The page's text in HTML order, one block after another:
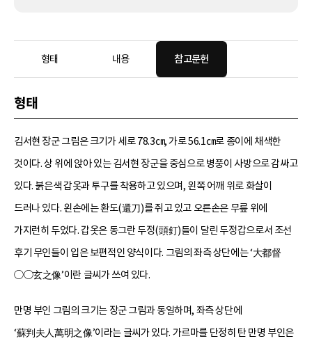
형태 내용 참고문헌
형태
김서현 장군 그림은 크기가 세로 78.3㎝, 가로 56.1㎝로 종이에 채색한
것이다. 상 위에 앉아 있는 김서현 장군을 중심으로 병풍이 사방으로 감싸고
있다. 붉은색 갑옷과 투구를 착용하고 있으며, 왼쪽 어깨 위로 화살이
드러나 있다. 왼손에는 환도(還刀)를 쥐고 있고 오른손은 무릎 위에
가지런히 두었다. 갑옷은 동그란 두정(頭釘)들이 달린 두정갑으로서 조선
후기 무인들이 입은 보편적인 양식이다. 그림의 좌측 상단에는 ‘大都督
○○玄之像’이란 글씨가 쓰여 있다.
만명 부인 그림의 크기는 장군 그림과 동일하며, 좌측 상단에
‘蘇判夫人萬明之像’이라는 글씨가 있다. 가르마를 단정히 탄 만명 부인은